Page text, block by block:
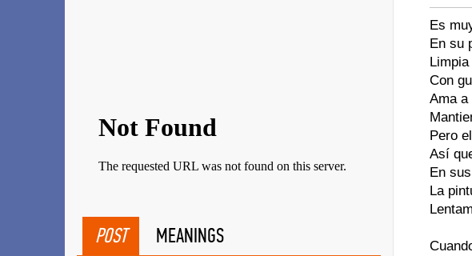
Es
En su
Con
Ama a
Pero
Así
En
La
POST MEANINGS